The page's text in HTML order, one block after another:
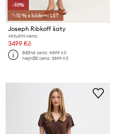
-10%
*-10 % s kódem: LST
Joseph Ribkoff šaty
Aktuální cena:
3499 Kč
Běžná cena:4899 Kč
Nejnižší cena:3899 Kč